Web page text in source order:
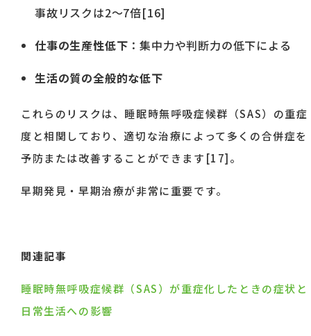
事故リスクは2〜7倍[16]
仕事の生産性低下 ：集中力や判断力の低下による
生活の質の全般的な低下
これらのリスクは、睡眠時無呼吸症候群（SAS）の重症
度と相関しており、適切な治療によって多くの合併症を
予防または改善することができます[17]。
早期発見・早期治療が非常に重要です。
関連記事
睡眠時無呼吸症候群（SAS）が重症化したときの症状と
日常生活への影響